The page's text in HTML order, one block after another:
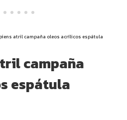
atril campaña oleos acrílicos espátula
campaña
espátula